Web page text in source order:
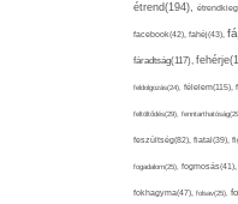
étrend(194),
facebook(42), fahéj(43),
fáradtság(117),
feldolgozás(24), félelem(115),
feltöltődés(29),
feszültség(82), fiatal(39),
fogadalom(25), fogmosás(41),
fokhagyma(47), folsav(25),